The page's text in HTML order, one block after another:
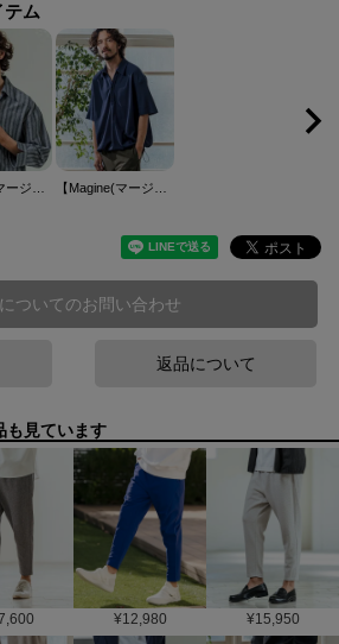
テム
ついてのお問い合わせ
返品について
も見ています
¥12,980 ¥15,950